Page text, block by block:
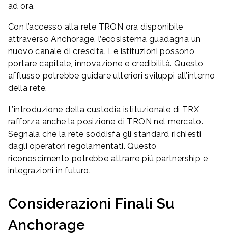
ad ora.
Con l’accesso alla rete TRON ora disponibile
attraverso Anchorage, l’ecosistema guadagna un
nuovo canale di crescita. Le istituzioni possono
portare capitale, innovazione e credibilità. Questo
afflusso potrebbe guidare ulteriori sviluppi all’interno
della rete.
L’introduzione della custodia istituzionale di TRX
rafforza anche la posizione di TRON nel mercato.
Segnala che la rete soddisfa gli standard richiesti
dagli operatori regolamentati. Questo
riconoscimento potrebbe attrarre più partnership e
integrazioni in futuro.
Considerazioni Finali Su
Anchorage